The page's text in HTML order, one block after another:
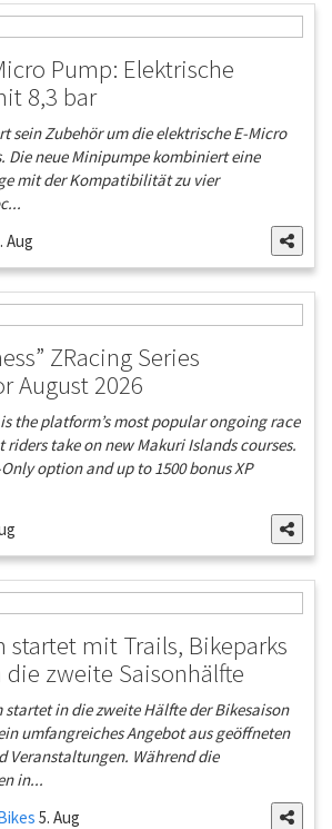
Pump: Elektrische
8,3 bar
sein Zubehör um die elektrische E-Micro
Die neue Minipumpe kombiniert eine
mit der Kompatibilität zu vier
Aug
ZRacing Series
August 2026
the platform’s most popular ongoing race
riders take on new Makuri Islands courses.
option and up to 1500 bonus XP
startet mit Trails, Bikeparks
die zweite Saisonhälfte
startet in die zweite Hälfte der Bikesaison
umfangreiches Angebot aus geöffneten
Veranstaltungen. Während die
in...
5. Aug